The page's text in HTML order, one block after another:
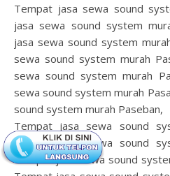
Tempat jasa sewa sound
jasa sewa sound system
jasa sewa sound system
sewa sound system murah
sewa sound system murah
sewa sound system murah
sound system murah Paseban,
Tempat jasa sewa sound
Tempat jasa sewa sound
Tempat jasa sewa sound